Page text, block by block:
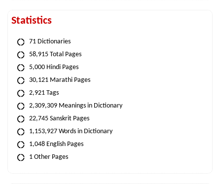
Statistics
71 Dictionaries
58,915 Total Pages
5,000 Hindi Pages
30,121 Marathi Pages
2,921 Tags
2,309,309 Meanings in Dictionary
22,745 Sanskrit Pages
1,153,927 Words in Dictionary
1,048 English Pages
1 Other Pages